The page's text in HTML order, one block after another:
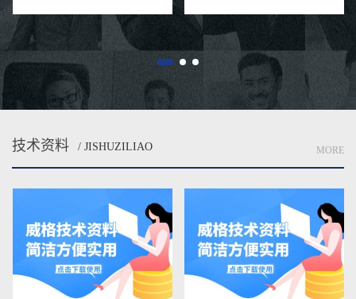
技术资料 / JISHUZILIAO MORE